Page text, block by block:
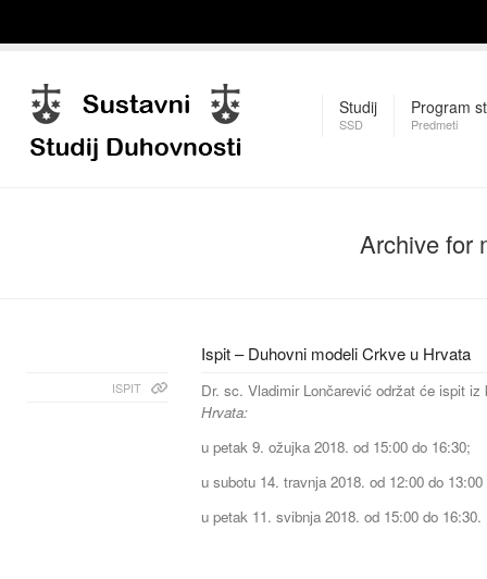
Studij
SSD
Program
Predmeti
Archive for
Ispit – Duhovni modeli Crkve u Hrvata
ISPIT
Dr. sc. Vladimir Lončarević održat će ispit
Hrvata:
u petak 9. ožujka 2018. od 15:00 do 16:30;
u subotu 14. travnja 2018. od 12:00 do 13:00
u petak 11. svibnja 2018. od 15:00 do 16:30.